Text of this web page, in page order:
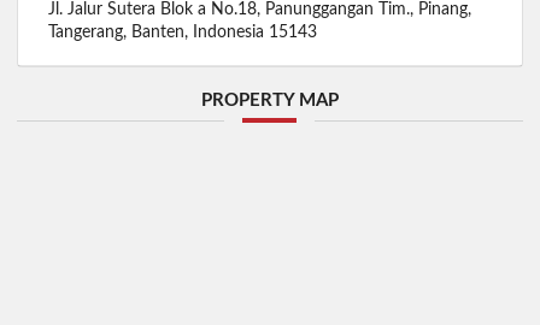
Jl. Jalur Sutera Blok a No.18, Panunggangan Tim., Pinang,
Tangerang, Banten, Indonesia 15143
PROPERTY MAP